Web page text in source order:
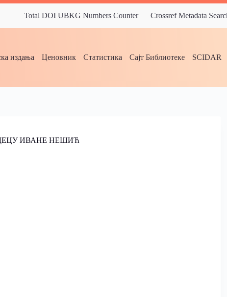
Total DOI UBKG Numbers Counter Crossref Metadata
издања Ценовник Статистика Сајт Библиотеке SCIDAR
ИВАНЕ НЕШИЋ